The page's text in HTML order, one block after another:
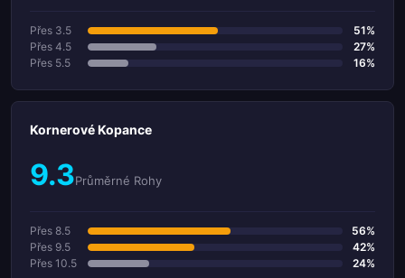
Přes 3.5
51%
Přes 4.5
27%
Přes 5.5
16%
Kornerové Kopance
9.3Průměrné Rohy
Přes 8.5
56%
Přes 9.5
42%
Přes 10.5
24%